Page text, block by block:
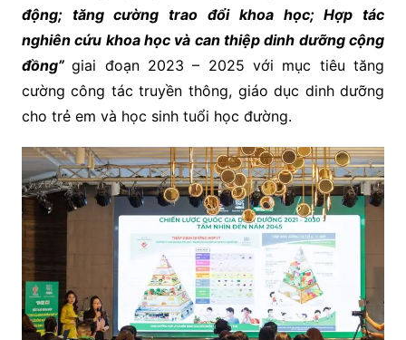
động; tăng cường trao đổi khoa học; Hợp tác
nghiên cứu khoa học và can thiệp dinh dưỡng cộng
đồng”giai đoạn 2023 – 2025 với mục tiêu tăng
cường công tác truyền thông, giáo dục dinh dưỡng
cho trẻ em và học sinh tuổi học đường.